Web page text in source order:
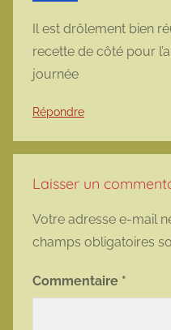
Il est drôlement bien
recette de côté pour
journée
Répondre
Laisser un
Votre adresse e-mail
champs obligatoires
Commentaire *